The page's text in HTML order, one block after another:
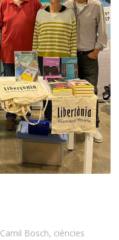
Camil Bosch, ciències